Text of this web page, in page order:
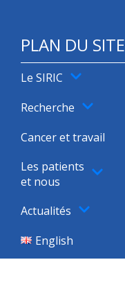
PLAN DU SITE
Le SIRIC
Recherche
Cancer et travail
Les patients
et nous
Actualités
English